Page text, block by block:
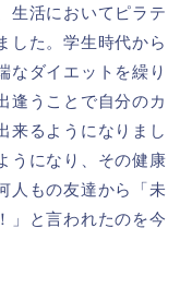
生活においてピラテ
した。学生時代から
なダイエットを繰り
逢うことで自分のカ
来るようになりまし
うになり、その健康
人もの友達から「未
」と言われたのを今